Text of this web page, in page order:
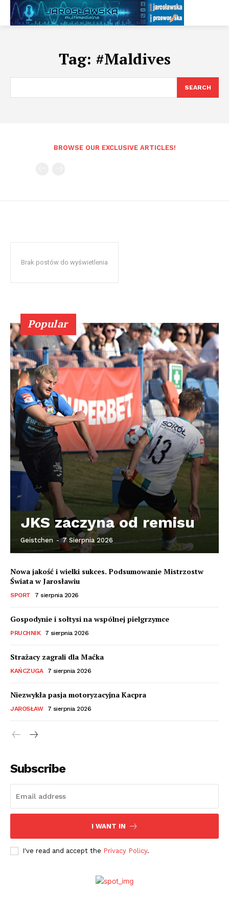
Tag: #Maldives
SEARCH
BROWSE OUR EXCLUSIVE ARTICLES!
Brak postów do wyświetlenia
Popular
JKS zaczyna od remisu
Geistchen - 7 Sierpnia 2026
Nowa jakość i wielki sukces. Podsumowanie Mistrzostw
Świata w Jarosławiu
SPORT 7 sierpnia 2026
Gospodynie i sołtysi na wspólnej pielgrzymce
PRUCHNIK 7 sierpnia 2026
Strażacy zagrali dla Maćka
KAŃCZUGA 7 sierpnia 2026
Niezwykła pasja motoryzacyjna Kacpra
JAROSŁAW 7 sierpnia 2026
Subscribe
I WANT IN
I've read and accept the Privacy Policy.